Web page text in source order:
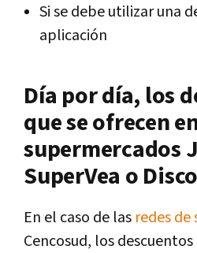
Si se debe utilizar una
aplicación
Día por día, los
que se ofrecen
supermercados
SuperVea o Disco
En el caso de las redes
Cencosud, los